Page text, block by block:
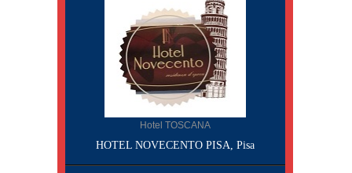
Hotel TOSCANA
HOTEL NOVECENTO PISA, Pisa